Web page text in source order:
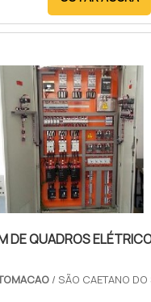
DE QUADROS
/ SÃO CAETANO DO